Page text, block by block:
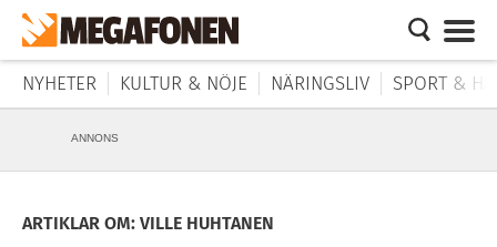
NYHETER KULTUR & NÖJE NÄRINGSLIV SPORT &
ANNONS
ARTIKLAR OM: VILLE HUHTANEN